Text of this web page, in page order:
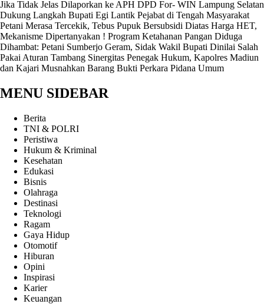
Jika Tidak Jelas Dilaporkan ke APH DPD For- WIN Lampung Selatan
Dukung Langkah Bupati Egi Lantik Pejabat di Tengah Masyarakat
Petani Merasa Tercekik, Tebus Pupuk Bersubsidi Diatas Harga HET,
Mekanisme Dipertanyakan ! Program Ketahanan Pangan Diduga
Dihambat: Petani Sumberjo Geram, Sidak Wakil Bupati Dinilai Salah
Pakai Aturan Tambang Sinergitas Penegak Hukum, Kapolres Madiun
dan Kajari Musnahkan Barang Bukti Perkara Pidana Umum
MENU SIDEBAR
Berita
TNI & POLRI
Peristiwa
Hukum & Kriminal
Kesehatan
Edukasi
Bisnis
Olahraga
Destinasi
Teknologi
Ragam
Gaya Hidup
Otomotif
Hiburan
Opini
Inspirasi
Karier
Keuangan